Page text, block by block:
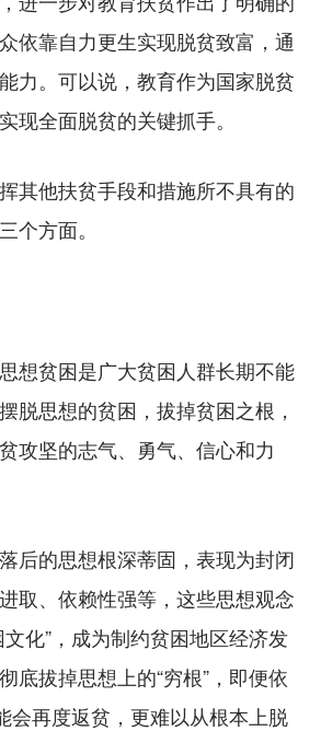
依靠自力更生实现脱贫致富，通
力。可以说，教育作为国家脱贫
现全面脱贫的关键抓手。
他扶贫手段和措施所不具有的
个方面。
贫困是广大贫困人群长期不能
脱思想的贫困，拔掉贫困之根，
攻坚的志气、勇气、信心和力
的思想根深蒂固，表现为封闭
取、依赖性强等，这些思想观念
化”，成为制约贫困地区经济发
底拔掉思想上的“穷根”，即便依
会再度返贫，更难以从根本上脱